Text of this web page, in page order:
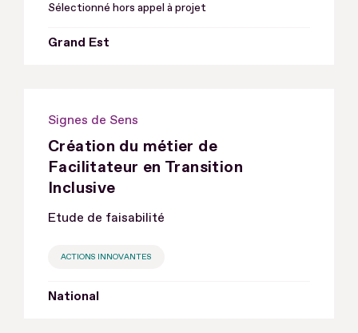
Sélectionné hors appel à projet
Grand Est
Signes de Sens
Création du métier de
Facilitateur en Transition
Inclusive
Etude de faisabilité
ACTIONS INNOVANTES
National